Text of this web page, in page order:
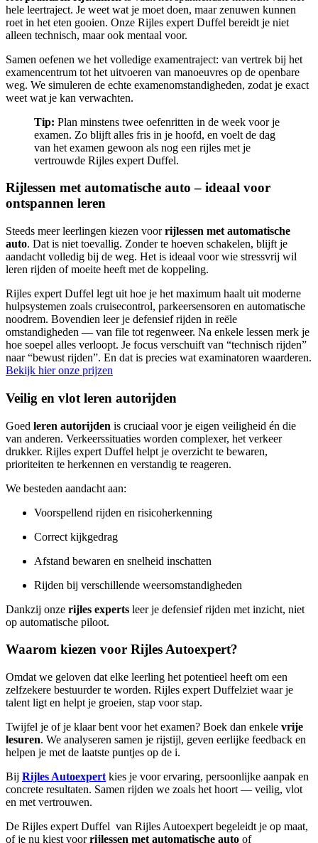
hele leertraject. Je weet wat je moet doen, maar zenuwen kunnen
roet in het eten gooien. Onze Rijles expert Duffel bereidt je niet
alleen technisch, maar ook mentaal voor.
Samen oefenen we het volledige examentraject: van vertrek bij het
examencentrum tot het uitvoeren van manoeuvres op de openbare
weg. We simuleren de echte examenomstandigheden, zodat je exact
weet wat je kan verwachten.
Tip: Plan minstens twee oefenritten in de week voor je
examen. Zo blijft alles fris in je hoofd, en voelt de dag
van het examen gewoon als nog een rijles met je
vertrouwde Rijles expert Duffel.
Rijlessen met automatische auto – ideaal voor
ontspannen leren
Steeds meer leerlingen kiezen voorrijlessen met automatische
auto. Dat is niet toevallig. Zonder te hoeven schakelen, blijft je
aandacht volledig bij de weg. Het is ideaal voor wie stressvrij wil
leren rijden of moeite heeft met de koppeling.
Rijles expert Duffel legt uit hoe je het maximum haalt uit moderne
hulpsystemen zoals cruisecontrol, parkeersensoren en automatische
noodrem. Bovendien leer je defensief rijden in reële
omstandigheden — van file tot regenweer. Na enkele lessen merk je
hoe soepel alles verloopt. Je focus verschuift van “technisch rijden”
naar “bewust rijden”. En dat is precies wat examinatoren waarderen.
Bekijk hier onze prijzen
Veilig en vlot leren autorijden
Goed leren autorijden is cruciaal voor je eigen veiligheid én die
van anderen. Verkeerssituaties worden complexer, het verkeer
drukker. Rijles expert Duffel helpt je overzicht te bewaren,
prioriteiten te herkennen en verstandig te reageren.
We besteden aandacht aan:
Voorspellend rijden en risicoherkenning
Correct kijkgedrag
Afstand bewaren en snelheid inschatten
Rijden bij verschillende weersomstandigheden
Dankzij onze rijles experts leer je defensief rijden met inzicht, niet
op automatische piloot.
Waarom kiezen voor Rijles Autoexpert?
Omdat we geloven dat elke leerling het potentieel heeft om een
zelfzekere bestuurder te worden. Rijles expert Duffelziet waar je
talent ligt en helpt je groeien, stap voor stap.
Twijfel je of je klaar bent voor het examen? Boek dan enkele vrije
lesuren. We analyseren samen je rijstijl, geven eerlijke feedback en
helpen je met de laatste puntjes op de i.
Bij Rijles Autoexpert kies je voor ervaring, persoonlijke aanpak en
concrete resultaten. Samen rijden we zoals het hoort — veilig, vlot
en met vertrouwen.
De Rijles expert Duffel van Rijles Autoexpert begeleidt je op maat,
of je nu kiest voorrijlessen met automatische auto of